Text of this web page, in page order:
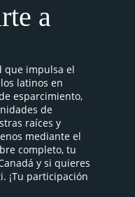
a
que impulsa el
latinos en
esparcimiento,
de
raíces y
mediante el
completo, tu
y si quieres
¡Tu participación